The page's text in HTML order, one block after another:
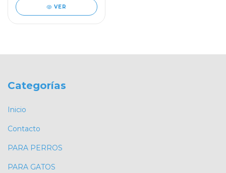
VER
Categorías
Inicio
Contacto
PARA PERROS
PARA GATOS